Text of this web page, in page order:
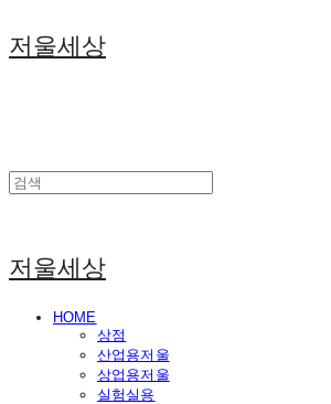
저울세상
저울세상
HOME
상점
산업용저울
상업용저울
실험실용